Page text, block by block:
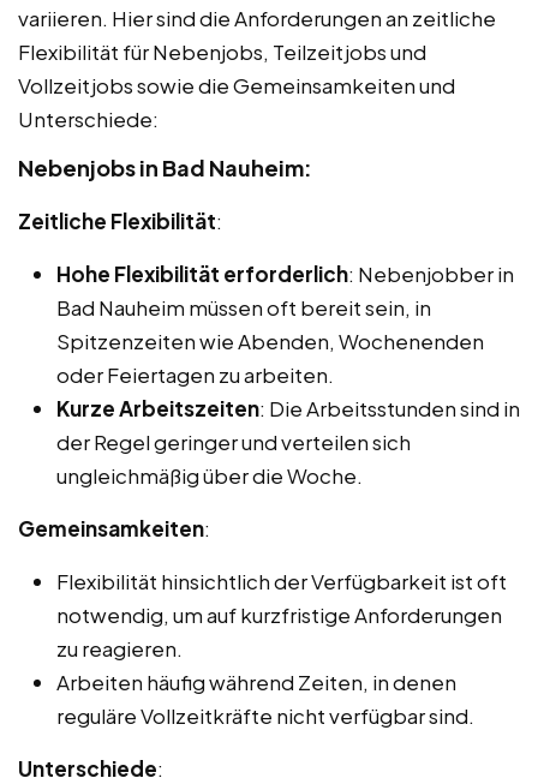
variieren. Hier sind die Anforderungen an zeitliche
Flexibilität für Nebenjobs, Teilzeitjobs und
Vollzeitjobs sowie die Gemeinsamkeiten und
Unterschiede:
Nebenjobs in Bad Nauheim:
Zeitliche Flexibilität:
Hohe Flexibilität erforderlich: Nebenjobber in
Bad Nauheim müssen oft bereit sein, in
Spitzenzeiten wie Abenden, Wochenenden
oder Feiertagen zu arbeiten.
Kurze Arbeitszeiten: Die Arbeitsstunden sind in
der Regel geringer und verteilen sich
ungleichmäßig über die Woche.
Gemeinsamkeiten:
Flexibilität hinsichtlich der Verfügbarkeit ist oft
notwendig, um auf kurzfristige Anforderungen
zu reagieren.
Arbeiten häufig während Zeiten, in denen
reguläre Vollzeitkräfte nicht verfügbar sind.
Unterschiede: